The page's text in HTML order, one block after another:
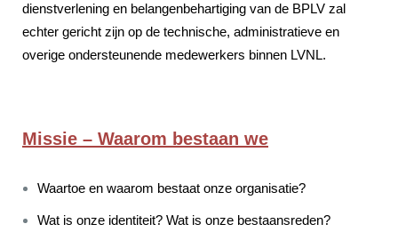
dienstverlening en belangenbehartiging van de BPLV zal
echter gericht zijn op de technische, administratieve en
overige ondersteunende medewerkers binnen LVNL.
Missie – Waarom bestaan we
Waartoe en waarom bestaat onze organisatie?
Wat is onze identiteit? Wat is onze bestaansreden?